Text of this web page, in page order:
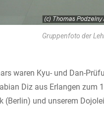
Gruppenfoto der
waren Kyu- und Dan-
Diz aus Erlangen zum
(Berlin) und unserem